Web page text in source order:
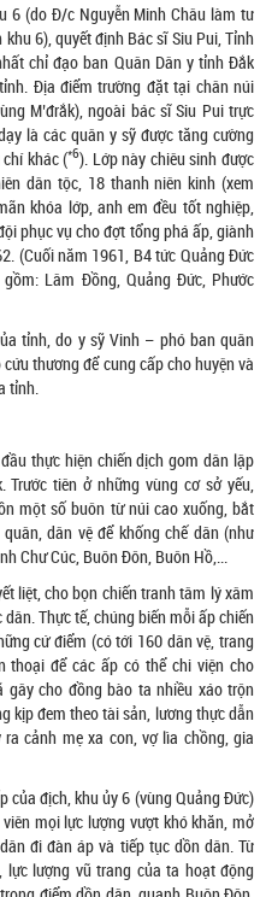
6 (do Đ/c Nguyễn Minh Châu làm tư
6), quyết định Bác sĩ Siu Pui, Tỉnh
chỉ đạo ban Quân Dân y tỉnh Đắk
Địa điểm trường đặt tại chân núi
M’đrắk), ngoài bác sĩ Siu Pui trực
là các quân y sỹ được tăng cường
khác (*6). Lớp này chiêu sinh được
dân tộc, 18 thanh niên kinh (xem
khóa lớp, anh em đều tốt nghiệp,
phục vụ cho đợt tổng phá ấp, giành
(Cuối năm 1961, B4 tức Quảng Đức
Lâm Đồng, Quảng Đức, Phước
tỉnh, do y sỹ Vinh – phó ban quân
thương để cung cấp cho huyện và
tỉnh.
thực hiện chiến dịch gom dân lập
tiên ở những vùng cơ sở yếu,
một số buôn từ núi cao xuống, bắt
dân vệ để khống chế dân (như
Chư Cúc, Buôn Đôn, Buôn Hồ,...
liệt, cho bọn chiến tranh tâm lý xâm
Thực tế, chúng biến mỗi ấp chiến
cứ điểm (có tới 160 dân vệ, trang
thoại để các ấp có thể chi viện cho
gây cho đồng bào ta nhiều xáo trộn
kịp đem theo tài sản, lương thực dẫn
cảnh mẹ xa con, vợ lìa chồng, gia
của địch, khu ủy 6 (vùng Quảng Đức)
mọi lực lượng vượt khó khăn, mở
đi đàn áp và tiếp tục dồn dân. Từ
lượng vũ trang của ta hoạt động